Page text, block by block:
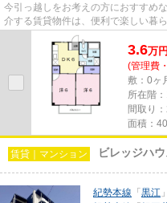
今引っ越しをお考えの方におすすめ
介する賃貸物件は、便利で楽しい暮
様々な条件に適した物件を取...
3.6万円
(管理費
敷：0ヶ
所在階
間取り
面積：
賃貸｜マンション ビレッジハ
紀勢本線 「 黒江